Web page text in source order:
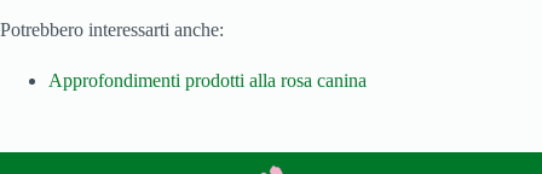
Potrebbero interessarti anche:
Approfondimenti prodotti alla rosa canina